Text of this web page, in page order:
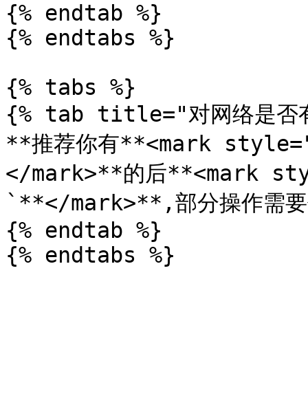
{% endtab %}
{% endtabs %}
{% tabs %}
{% tab title="对网络是否
**推荐你有**<mark
</mark>**的后**<mark
`**</mark>**,部分操作需要
{% endtab %}